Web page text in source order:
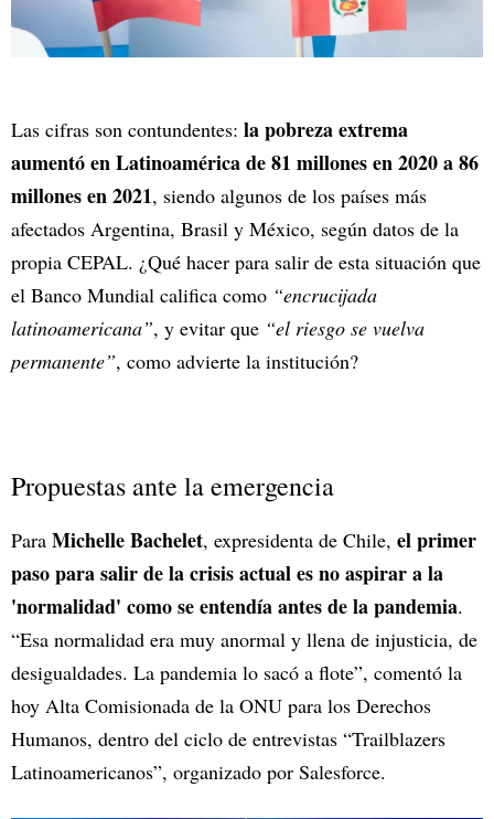
Las cifras son contundentes: la pobreza extrema
aumentó en Latinoamérica de 81 millones en 2020 a 86
millones en 2021, siendo algunos de los países más
afectados Argentina, Brasil y México, según datos de la
propia CEPAL. ¿Qué hacer para salir de esta situación que
el Banco Mundial califica como “encrucijada
latinoamericana”, y evitar que “el riesgo se vuelva
permanente”, como advierte la institución?
Propuestas ante la emergencia
Para Michelle Bachelet, expresidenta de Chile, el primer
paso para salir de la crisis actual es no aspirar a la
'normalidad' como se entendía antes de la pandemia.
“Esa normalidad era muy anormal y llena de injusticia, de
desigualdades. La pandemia lo sacó a flote”, comentó la
hoy Alta Comisionada de la ONU para los Derechos
Humanos, dentro del ciclo de entrevistas “Trailblazers
Latinoamericanos”, organizado por Salesforce.